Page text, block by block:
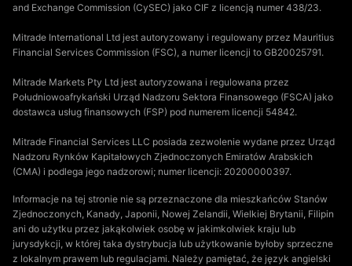
and Exchange Commission (CySEC) jako CIF z licencją numer 438/23.
Mitrade International Ltd jest autoryzowany i regulowany przez Mauritius
Financial Services Commission (FSC), a numer licencji to GB20025791.
Mitrade Markets Pty Ltd jest autoryzowana i regulowana przez
Południowoafrykański Urząd Nadzoru Sektora Finansowego (FSCA) jako
dostawca usług finansowych (FSP) pod numerem licencji 54842.
Mitrade Financial Services LLC posiada zezwolenie wydane przez Urząd
Nadzoru Rynków Kapitałowych Zjednoczonych Emiratów Arabskich
(CMA) i podlega jego nadzorowi; numer licencji: 20200000397.
Informacje na tej stronie nie są przeznaczone dla mieszkańców Stanów
Zjednoczonych, Kanady, Japonii, Nowej Zelandii, Wielkiej Brytanii, Filipin
ani do użytku przez jakąkolwiek osobę w jakimkolwiek kraju lub
jurysdykcji, w której taka dystrybucja lub użytkowanie byłoby sprzeczne
z lokalnym prawem lub regulacjami. Należy pamiętać, że język angielski